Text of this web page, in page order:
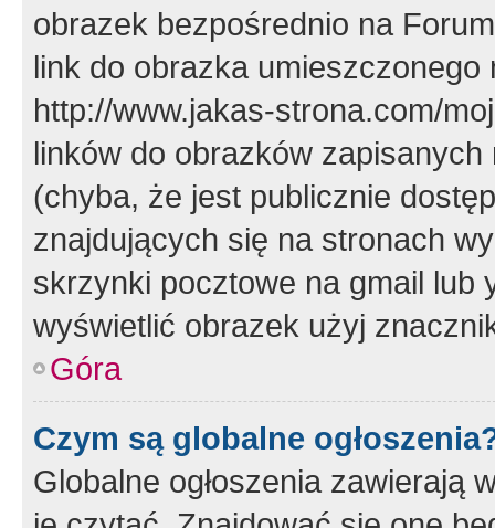
obrazek bezpośrednio na
link do obrazka
http://www.jakas-strona.com/
linków do obrazków
(chyba, że jest publicznie
znajdujących się na stronach
skrzynki pocztowe na gmail lub
wyświetlić obrazek użyj
Góra
Czym są globalne
Globalne ogłoszenia zawierają